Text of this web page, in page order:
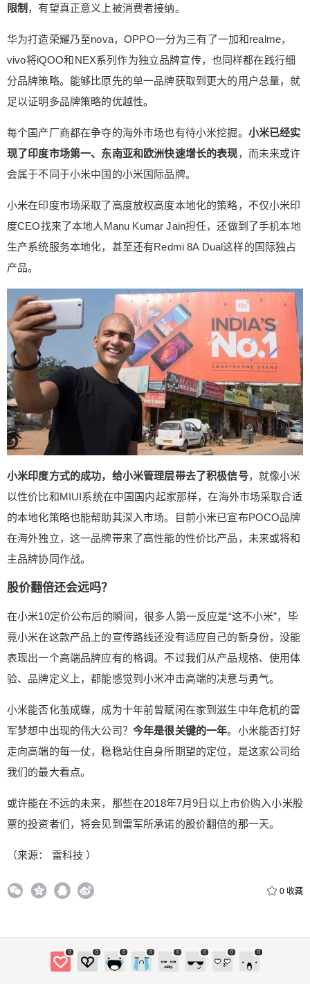
限制 ，有望真正意义上被消费者接纳。
华为打造荣耀乃至nova，OPPO一分为三有了一加和realme，
vivo将iQOO和NEX系列作为独立品牌宣传，也同样都在践行细
分品牌策略。能够比原先的单一品牌获取到更大的用户总量，就
足以证明多品牌策略的优越性。
每个国产厂商都在争夺的海外市场也有待小米挖掘。 小米已经实
现了印度市场第一、东南亚和欧洲快速增长的表现，而未来或许
会属于不同于小米中国的小米国际品牌。
小米在印度市场采取了高度放权高度本地化的策略，不仅小米印
度CEO找来了本地人Manu Kumar Jain担任，还做到了手机本地
生产系统服务本地化，甚至还有Redmi 8A Dual这样的国际独占
产品。
小米印度方式的成功，给小米管理层带去了积极信号，就像小米
以性价比和MIUI系统在中国国内起家那样，在海外市场采取合适
的本地化策略也能帮助其深入市场。目前小米已宣布POCO品牌
在海外独立，这一品牌带来了高性能的性价比产品，未来或将和
主品牌协同作战。
股价翻倍还会远吗？
在小米10定价公布后的瞬间，很多人第一反应是“这不小米”，毕
竟小米在这款产品上的宣传路线还没有适应自己的新身份，没能
表现出一个高端品牌应有的格调。不过我们从产品规格、使用体
验、品牌定义上，都能感觉到小米冲击高端的决意与勇气。
小米能否化茧成蝶，成为十年前曾赋闲在家到滋生中年危机的雷
军梦想中出现的伟大公司？ 今年是很关键的一年。小米能否打好
走向高端的每一仗，稳稳站住自身所期望的定位，是这家公司给
我们的最大看点。
或许能在不远的未来，那些在2018年7月9日以上市价购入小米股
票的投资者们，将会见到雷军所承诺的股价翻倍的那一天。
（来源： 雷科技 ）
0 收藏
0 0 0 0 0 0 0 0